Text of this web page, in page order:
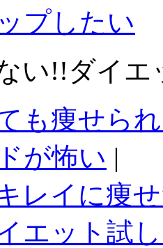
プしたい
い!!ダイエ
も痩せら
が怖い |
レイに痩
エット試